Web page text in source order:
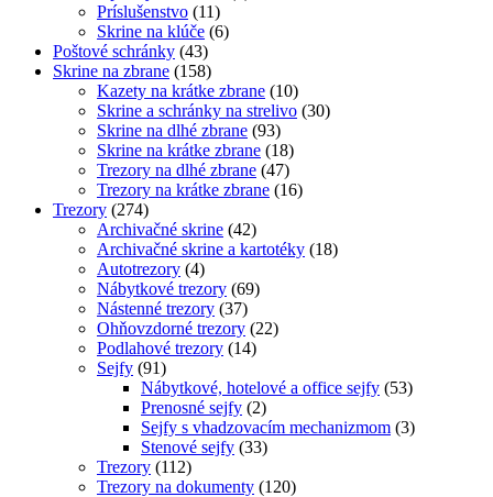
Príslušenstvo (11)
Skrine na klúče (6)
Poštové schránky (43)
Skrine na zbrane (158)
Kazety na krátke zbrane (10)
Skrine a schránky na strelivo (30)
Skrine na dlhé zbrane (93)
Skrine na krátke zbrane (18)
Trezory na dlhé zbrane (47)
Trezory na krátke zbrane (16)
Trezory (274)
Archivačné skrine (42)
Archivačné skrine a kartotéky (18)
Autotrezory (4)
Nábytkové trezory (69)
Nástenné trezory (37)
Ohňovzdorné trezory (22)
Podlahové trezory (14)
Sejfy (91)
Nábytkové, hotelové a office sejfy (53)
Prenosné sejfy (2)
Sejfy s vhadzovacím mechanizmom (3)
Stenové sejfy (33)
Trezory (112)
Trezory na dokumenty (120)